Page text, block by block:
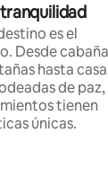
es el
Desde
hasta
de paz,
tienen
únicas.